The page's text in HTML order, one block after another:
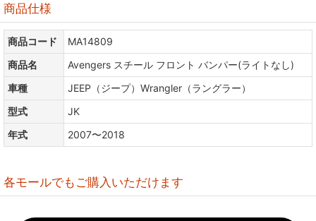
商品仕様
商品コード
MA14809
商品名
Avengers スチール フロント バンパー(ライトなし)
車種
JEEP（ジープ）Wrangler（ラングラー）
型式
JK
年式
2007〜2018
各モールでもご購入いただけます